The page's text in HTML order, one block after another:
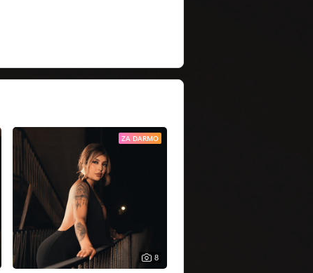
ZA DARMO
8